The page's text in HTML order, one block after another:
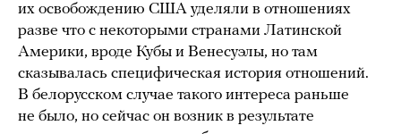
их освобождению США уделяли в отношениях
разве что с некоторыми странами Латинской
Америки, вроде Кубы и Венесуэлы, но там
сказывалась специфическая история отношений.
В белорусском случае такого интереса раньше
не было, но сейчас он возник в результате